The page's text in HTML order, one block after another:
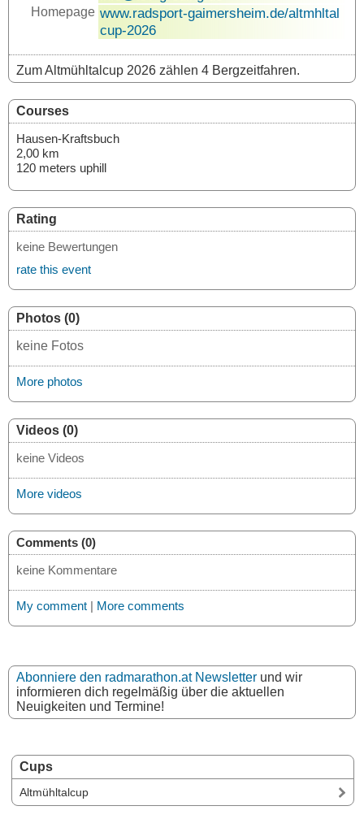
Cups
Altmühltalcup
Homepage www.radsport-gaimersheim.de/altmhltal
cup-2026
Zum Altmühltalcup 2026 zählen 4 Bergzeitfahren.
Courses
Hausen-Kraftsbuch
2,00 km
120 meters uphill
Rating
keine Bewertungen
rate this event
Photos (0)
keine Fotos
More photos
Videos (0)
keine Videos
More videos
Comments (0)
keine Kommentare
My comment | More comments
Abonniere den radmarathon.at Newsletter und wir
informieren dich regelmäßig über die aktuellen
Neuigkeiten und Termine!